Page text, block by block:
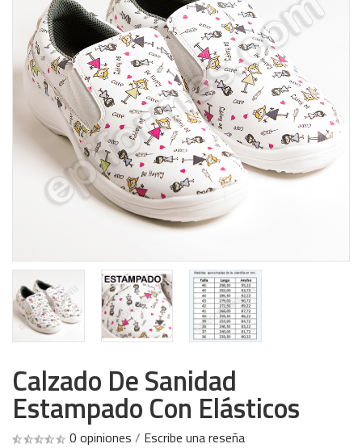
Calzado De Sanidad
Estampado Con Elásticos
0 opiniones / Escribe una reseña